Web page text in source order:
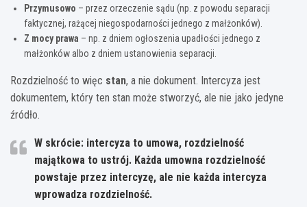
Przymusowo – przez orzeczenie sądu (np. z powodu separacji
faktycznej, rażącej niegospodarności jednego z małżonków).
Z mocy prawa – np. z dniem ogłoszenia upadłości jednego z
małżonków albo z dniem ustanowienia separacji.
Rozdzielność to więc stan, a nie dokument. Intercyza jest
dokumentem, który ten stan może stworzyć, ale nie jako jedyne
źródło.
W skrócie: intercyza to umowa, rozdzielność
majątkowa to ustrój. Każda umowna rozdzielność
powstaje przez intercyzę, ale nie każda intercyza
wprowadza rozdzielność.